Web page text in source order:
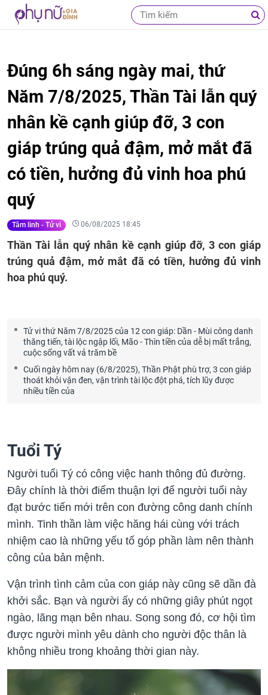
Đúng 6h sáng ngày mai, thứ
Năm 7/8/2025, Thần Tài lẫn quý
nhân kề cạnh giúp đỡ, 3 con
giáp trúng quả đậm, mở mắt đã
có tiền, hưởng đủ vinh hoa phú
quý
Tâm linh - Tử vi 06/08/2025 18:45
Thần Tài lẫn quý nhân kề cạnh giúp đỡ, 3 con giáp
trúng quả đậm, mở mắt đã có tiền, hưởng đủ vinh
hoa phú quý.
Tử vi thứ Năm 7/8/2025 của 12 con giáp: Dần - Mùi công danh
thăng tiến, tài lộc ngập lối, Mão - Thìn tiền của dễ bị mất trắng,
cuộc sống vất vả trăm bề
Cuối ngày hôm nay (6/8/2025), Thần Phật phù trợ, 3 con giáp
thoát khỏi vận đen, vận trình tài lộc đột phá, tích lũy được
nhiều tiền của
Tuổi Tý
Người tuổi Tý có công việc hanh thông đủ đường.
Đây chính là thời điểm thuận lợi để người tuổi này
đạt bước tiến mới trên con đường công danh chính
mình. Tinh thần làm việc hăng hái cùng với trách
nhiệm cao là những yếu tố góp phần làm nên thành
công của bản mệnh.
Vận trình tình cảm của con giáp này cũng sẽ dần đà
khởi sắc. Bạn và người ấy có những giây phút ngọt
ngào, lãng mạn bên nhau. Song song đó, cơ hội tìm
được người mình yêu dành cho người độc thân là
không nhiều trong khoảng thời gian này.